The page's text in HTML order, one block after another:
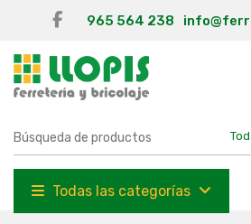
965 564 238
Todas las categorías